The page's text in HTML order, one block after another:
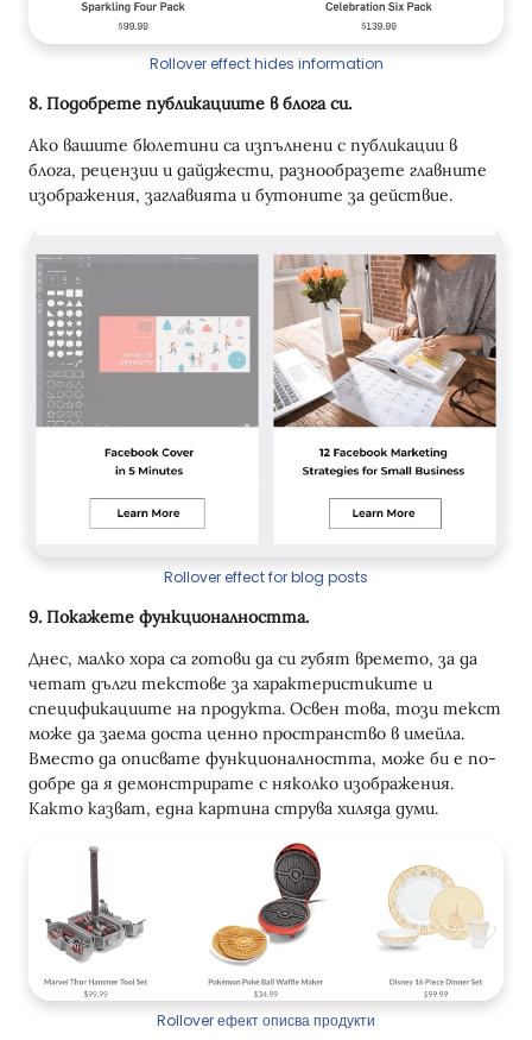
Rollover effect hides information
8. Подобрете публикациите в блога си.
Ако вашите бюлетини са изпълнени с публикации в
блога, рецензии и дайджести, разнообразете главните
изображения, заглавията и бутоните за действие.
Rollover effect for blog posts
9. Покажете функционалността.
Днес, малко хора са готови да си губят времето, за да
четат дълги текстове за характеристиките и
спецификациите на продукта. Освен това, този текст
може да заема доста ценно пространство в имейла.
Вместо да описвате функционалността, може би е по-
добре да я демонстрирате с няколко изображения.
Както казват, една картина струва хиляда думи.
Rollover ефект описва продукти